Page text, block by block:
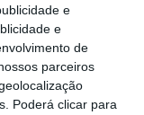
e
e
de
parceiros
Poderá clicar para
antes de
ao país
República
o Governo,